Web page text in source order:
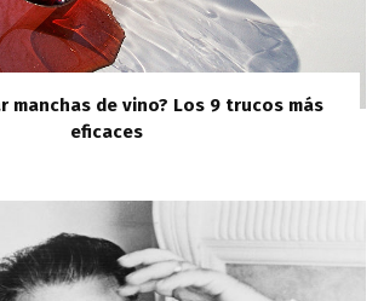
manchas de vino? Los 9 trucos más
eficaces